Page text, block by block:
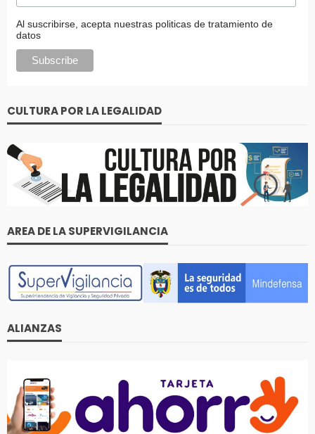
Al suscribirse, acepta nuestras politicas de tratamiento de
datos
CULTURA POR LA LEGALIDAD
AREA DE LA SUPERVIGILANCIA
ALIANZAS